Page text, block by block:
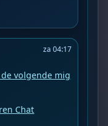
za 04:17
volgende mig
Chat